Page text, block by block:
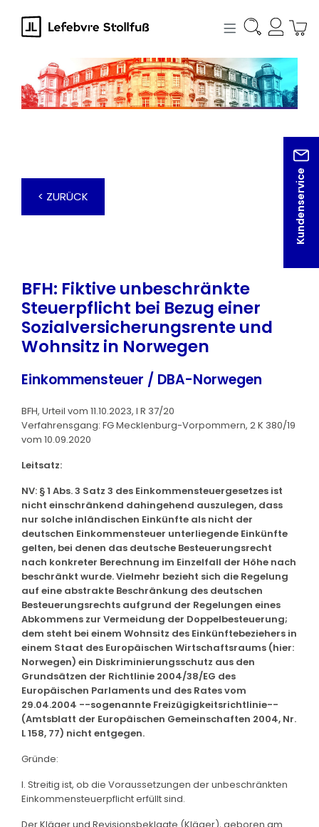
springen
Kundenservice
< ZURÜCK
BFH: Fiktive unbeschränkte
Steuerpflicht bei Bezug einer
Sozialversicherungsrente und
Wohnsitz in Norwegen
Einkommensteuer / DBA-Norwegen
BFH, Urteil vom 11.10.2023, I R 37/20
Verfahrensgang: FG Mecklenburg-Vorpommern, 2 K 380/19
vom 10.09.2020
Leitsatz:
NV: § 1 Abs. 3 Satz 3 des Einkommensteuergesetzes ist
nicht einschränkend dahingehend auszulegen, dass
nur solche inländischen Einkünfte als nicht der
deutschen Einkommensteuer unterliegende Einkünfte
gelten, bei denen das deutsche Besteuerungsrecht
nach konkreter Berechnung im Einzelfall der Höhe nach
beschränkt wurde. Vielmehr bezieht sich die Regelung
auf eine abstrakte Beschränkung des deutschen
Besteuerungsrechts aufgrund der Regelungen eines
Abkommens zur Vermeidung der Doppelbesteuerung;
dem steht bei einem Wohnsitz des Einkünftebeziehers in
einem Staat des Europäischen Wirtschaftsraums (hier:
Norwegen) ein Diskriminierungsschutz aus den
Grundsätzen der Richtlinie 2004/38/EG des
Europäischen Parlaments und des Rates vom
29.04.2004 --sogenannte Freizügigkeitsrichtlinie--
(Amtsblatt der Europäischen Gemeinschaften 2004, Nr.
L 158, 77) nicht entgegen.
Gründe:
I. Streitig ist, ob die Voraussetzungen der unbeschränkten
Einkommensteuerpflicht erfüllt sind.